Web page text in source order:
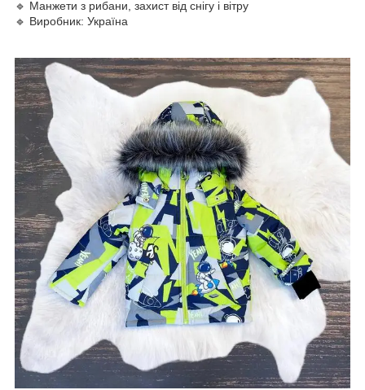
🔹 Манжети з рибани, захист від снігу і вітру
🔹 Виробник: Україна